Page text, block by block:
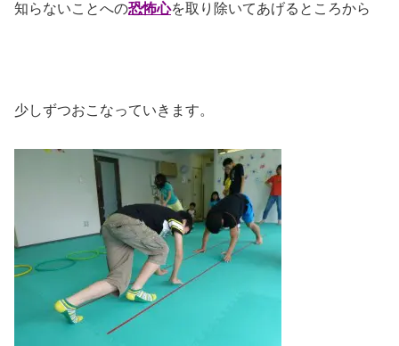
知らないことへの恐怖心を取り除いてあげるところから
少しずつおこなっていきます。